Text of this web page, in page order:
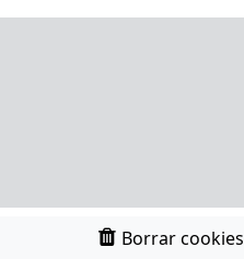
Borrar cookies